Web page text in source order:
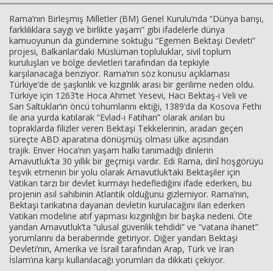
Rama’nın Birleşmiş Milletler (BM) Genel Kurulu’nda “Dünya barışı,
farklılıklara saygı ve birlikte yaşam” gibi ifadelerle dünya
kamuoyunun da gündemine soktuğu “Egemen Bektaşi Devleti”
projesi, Balkanlar’daki Müslüman topluluklar, sivil toplum
kuruluşları ve bölge devletleri tarafından da tepkiyle
karşılanacağa benziyor. Rama’nın söz konusu açıklaması
Türkiye’de de şaşkınlık ve kızgınlık arası bir gerilime neden oldu.
Türkiye için 1263’te Hoca Ahmet Yesevi, Hacı Bektaş-ı Veli ve
Sarı Saltuklar’ın öncü tohumlarını ektiği, 1389’da da Kosova Fethi
ile ana yurda katılarak “Evlad-ı Fatihan” olarak anılan bu
topraklarda filizler veren Bektaşi Tekkelerinin, aradan geçen
süreçte ABD aparatına dönüşmüş olması ülke açısından
trajik. Enver Hoca’nın yaşam halkı tanımadığı dinlerin
Arnavutluk’ta 30 yıllık bir geçmişi vardır. Edi Rama, dinî hoşgörüyü
teşvik etmenin bir yolu olarak Arnavutluk’taki Bektaşiler için
Vatikan tarzı bir devlet kurmayı hedeflediğini ifade ederken, bu
projenin asıl sahibinin Atlantik olduğunu gizlemiyor. Rama’nın,
Bektaşi tarikatına dayanan devletin kurulacağını ilan ederken
Vatikan modeline atıf yapması kızgınlığın bir başka nedeni. Öte
yandan Arnavutluk’ta “ulusal güvenlik tehdidi” ve “vatana ihanet”
yorumlarını da beraberinde getiriyor. Diğer yandan Bektaşi
Devleti’nin, Amerika ve İsrail tarafından Arap, Türk ve İran
İslam’ına karşı kullanılacağı yorumları da dikkati çekiyor.
Haberin Doğru Adresi.